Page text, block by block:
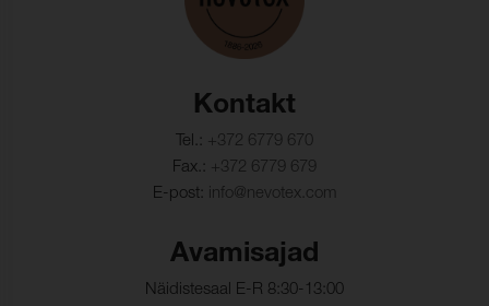
Kontakt
Tel.: +372 6779 670
Fax.: +372 6779 679
E-post: info@nevotex.com
Avamisajad
Näidistesaal E-R 8:30-13:00